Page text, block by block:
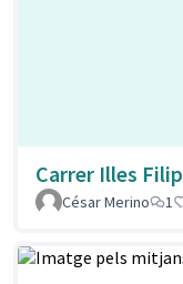
Carrer Illes
César Merino
1